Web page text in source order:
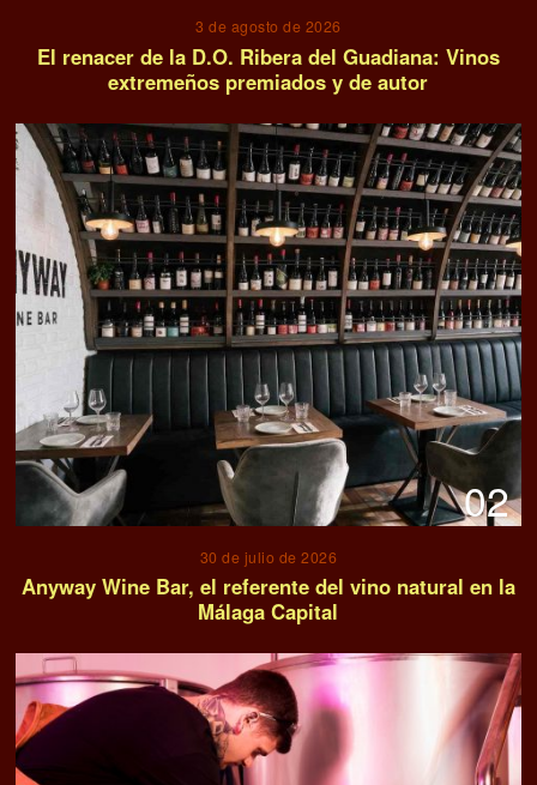
3 de agosto de 2026
El renacer de la D.O. Ribera del Guadiana: Vinos
extremeños premiados y de autor
02
30 de julio de 2026
Anyway Wine Bar, el referente del vino natural en la
Málaga Capital